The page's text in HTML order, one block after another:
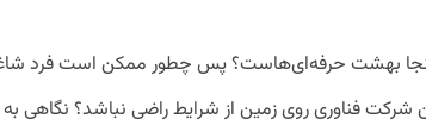
بهشت حرفه‌ای‌هاست؟ پس چطور ممکن است فرد
شرکت فناوری روی زمین از شرایط راضی نباشد؟